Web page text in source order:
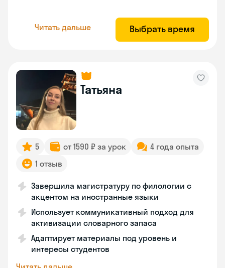
Читать дальше Выбрать время
Татьяна
5 от 1590 ₽ за урок
4 года опыта
1 отзыв
Завершила магистратуру по филологии с
акцентом на иностранные языки
Использует коммуникативный подход для
активизации словарного запаса
Адаптирует материалы под уровень и
интересы студентов